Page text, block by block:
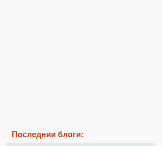
Последнии блоги: